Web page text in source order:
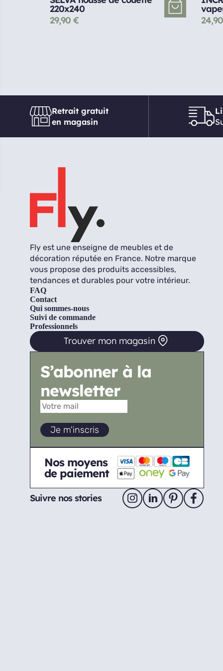
220x240
29,90 €
24,90
Retrait gratuit
en magasin
Fly est une enseigne de meubles et de
décoration réputée en France. Notre marque
vous propose des produits accessibles,
tendances et durables pour votre intérieur.
FAQ
Contact
Qui sommes-nous
Suivi de commande
Professionnels
Trouver mon magasin
S’abonner à la
newsletter
Nos moyens
de paiement
Suivre nos stories